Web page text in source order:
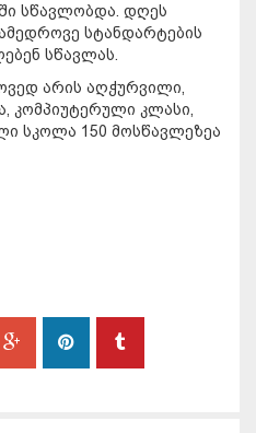
სწავლობდა. დღეს
სტანდარტების
სწავლას.
არის აღჭურვილი,
კომპიუტერული კლასი,
სკოლა 150 მოსწავლეზეა